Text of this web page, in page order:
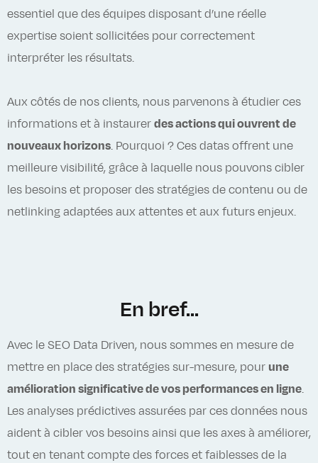
essentiel que des équipes disposant d’une réelle
expertise soient sollicitées pour correctement
interpréter les résultats.
Aux côtés de nos clients, nous parvenons à étudier ces
informations et à instaurer des actions qui ouvrent de
nouveaux horizons. Pourquoi ? Ces datas offrent une
meilleure visibilité, grâce à laquelle nous pouvons cibler
les besoins et proposer des stratégies de contenu ou de
netlinking adaptées aux attentes et aux futurs enjeux.
En bref...
Avec le SEO Data Driven, nous sommes en mesure de
mettre en place des stratégies sur-mesure, pour une
amélioration significative de vos performances en ligne.
Les analyses prédictives assurées par ces données nous
aident à cibler vos besoins ainsi que les axes à améliorer,
tout en tenant compte des forces et faiblesses de la